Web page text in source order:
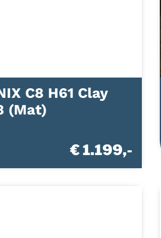
C8 H61 Clay
(Mat)
€ 1.199,-